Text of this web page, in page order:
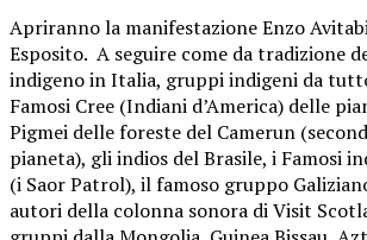
Apriranno la manifestazione Enzo
Esposito. A seguire come da tradizione
indigeno in Italia, gruppi indigeni da
Famosi Cree (Indiani d’America) delle
Pigmei delle foreste del Camerun
pianeta), gli indios del Brasile, i Famosi
(i Saor Patrol), il famoso gruppo
autori della colonna sonora di Visit